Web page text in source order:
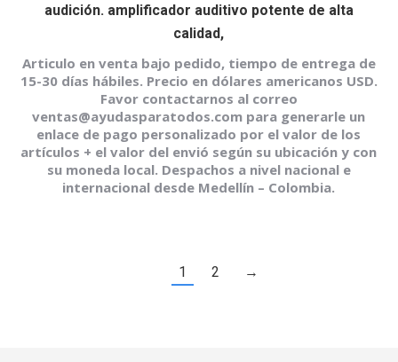
audición. amplificador auditivo potente de alta
calidad,
Articulo en venta bajo pedido, tiempo de entrega de
15-30 días hábiles. Precio en dólares americanos USD.
Favor contactarnos al correo
ventas@ayudasparatodos.com para generarle un
enlace de pago personalizado por el valor de los
artículos + el valor del envió según su ubicación y con
su moneda local. Despachos a nivel nacional e
internacional desde Medellín – Colombia.
1 2 →